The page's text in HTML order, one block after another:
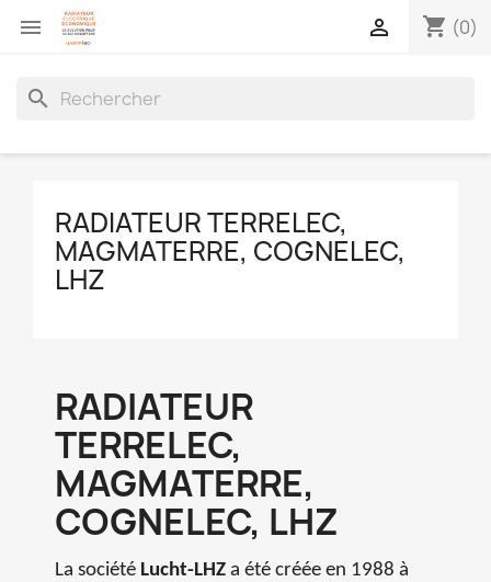
 shopping_cart (0)

search
RADIATEUR TERRELEC,
MAGMATERRE, COGNELEC,
LHZ
RADIATEUR
TERRELEC,
MAGMATERRE,
COGNELEC, LHZ
La société Lucht-LHZ a été créée en 1988 à